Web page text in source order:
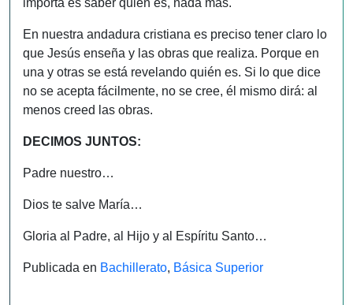
En nuestra andadura cristiana es preciso tener claro lo
que Jesús enseña y las obras que realiza. Porque en
una y otras se está revelando quién es. Si lo que dice
no se acepta fácilmente, no se cree, él mismo dirá: al
menos creed las obras.
DECIMOS JUNTOS:
Padre nuestro…
Dios te salve María…
Gloria al Padre, al Hijo y al Espíritu Santo…
Publicada en Bachillerato, Básica Superior